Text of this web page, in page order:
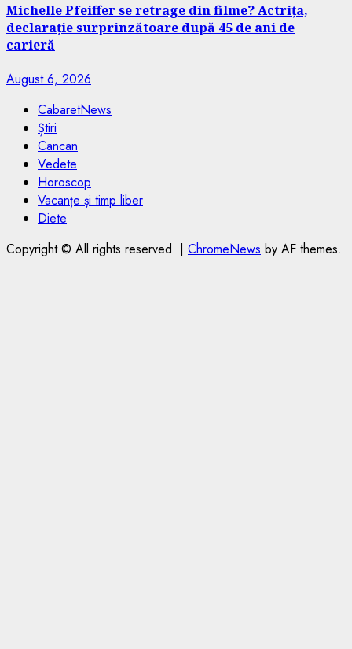
Michelle Pfeiffer se retrage din filme? Actrița,
declarație surprinzătoare după 45 de ani de
carieră
August 6, 2026
CabaretNews
Știri
Cancan
Vedete
Horoscop
Vacanțe și timp liber
Diete
Copyright © All rights reserved. | ChromeNews by AF themes.